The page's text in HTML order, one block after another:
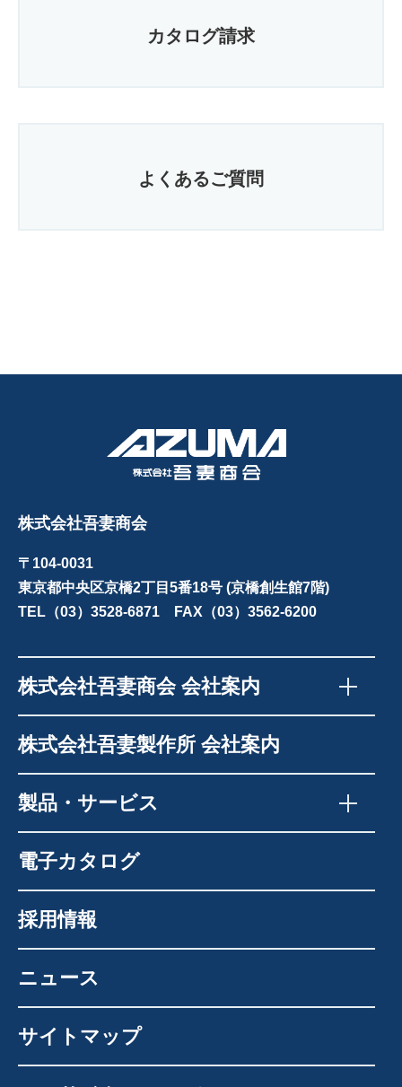
カタログ請求
よくあるご質問
株式会社吾妻商会
〒104-0031
東京都中央区京橋2丁目5番18号 (京橋創生館7階)
TEL（03）3528-6871 FAX（03）3562-6200
株式会社吾妻商会 会社案内
株式会社吾妻製作所 会社案内
製品・サービス
電子カタログ
採用情報
ニュース
サイトマップ